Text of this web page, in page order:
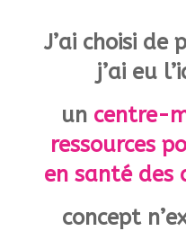
J’ai choisi de
j’ai eu
uncentre-
ressources
en santé des
concept